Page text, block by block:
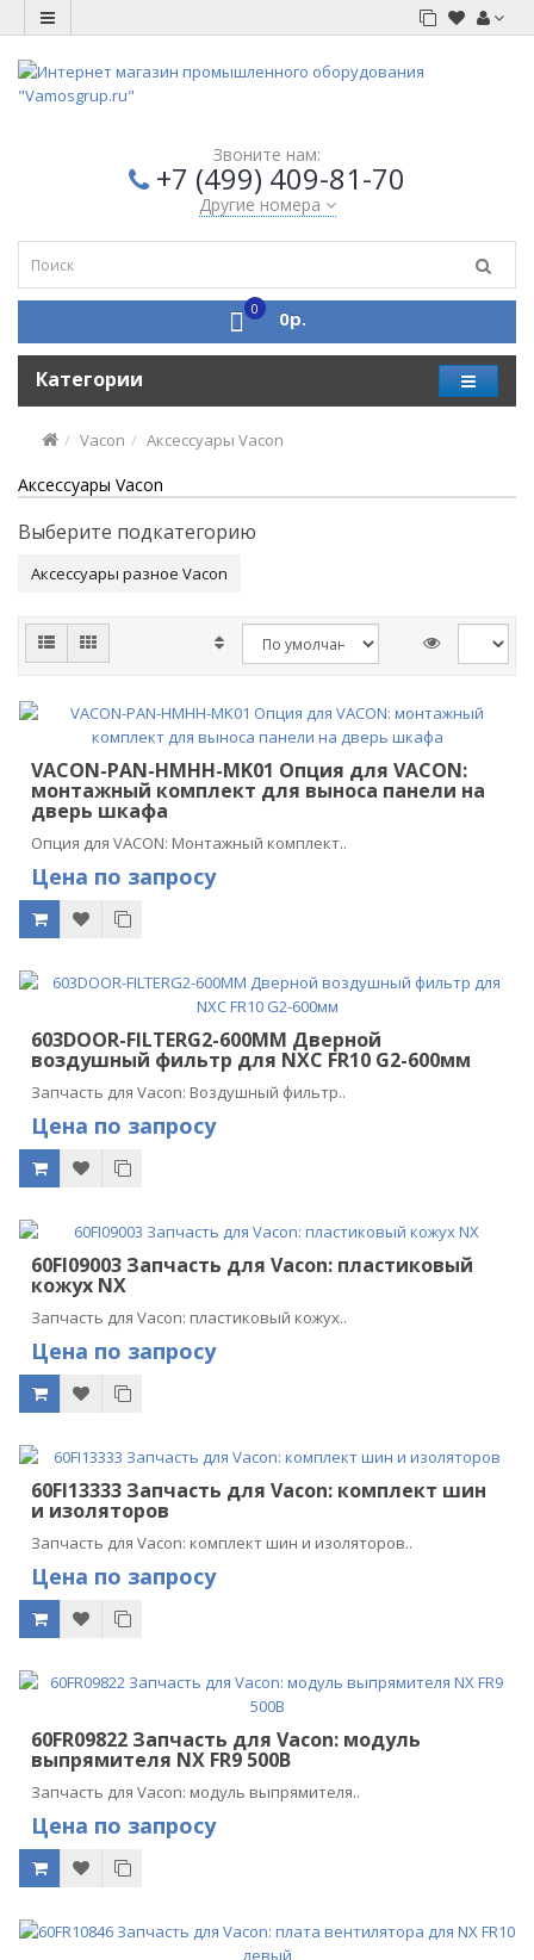
Звоните нам:
+7 (499) 409-81-70
Другие номера
0 0р.
Категории
Vacon Аксессуары Vacon
Аксессуары Vacon
Выберите подкатегорию
Аксессуары разное Vacon
VACON-PAN-HMHH-MK01 Опция для VACON:
монтажный комплект для выноса панели на
дверь шкафа
Опция для VACON: Монтажный комплект..
Цена по запросу
603DOOR-FILTERG2-600MM Дверной
воздушный фильтр для NXC FR10 G2-600мм
Запчасть для Vacon: Воздушный фильтр..
Цена по запросу
60FI09003 Запчасть для Vacon: пластиковый
кожух NX
Запчасть для Vacon: пластиковый кожух..
Цена по запросу
60FI13333 Запчасть для Vacon: комплект шин
и изоляторов
Запчасть для Vacon: комплект шин и изоляторов..
Цена по запросу
60FR09822 Запчасть для Vacon: модуль
выпрямителя NX FR9 500В
Запчасть для Vacon: модуль выпрямителя..
Цена по запросу